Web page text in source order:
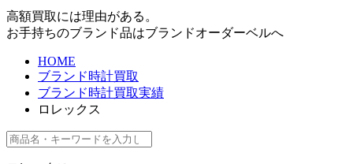
高額買取には理由がある。
お手持ちのブランド品はブランドオーダーベルへ
HOME
ブランド時計買取
ブランド時計買取実績
ロレックス